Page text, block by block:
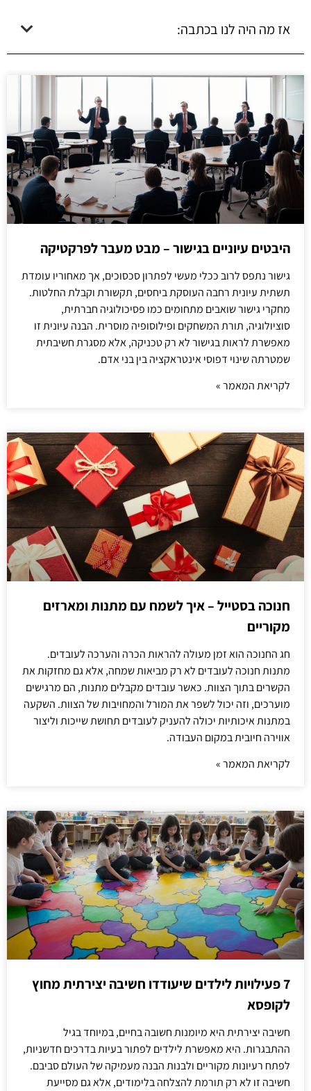
אז מה היה לנו בכתבה:
היבטים עיוניים בגישור – מבט מעבר לפרקטיקה
גישור נתפס לרוב ככלי מעשי לפתרון סכסוכים, אך מאחוריו עומדת
תשתית עיונית רחבה העוסקת ביחסים, תקשורת וקבלת החלטות.
מחקרי גישור שואבים מתחומים כמו פסיכולוגיה חברתית,
סוציולוגיה, תורת המשחקים ופילוסופיה מוסרית. הבנה עיונית זו
מאפשרת לראות בגישור לא רק טכניקה, אלא מסגרת חשיבתית
שמטרתה שינוי דפוסי אינטראקציה בין בני אדם.
לקריאת המאמר »
חנוכה בסטייל – איך לשמח עם מתנות ומארזים
מקוריים
חג החנוכה הוא זמן מעולה להראות הכרה והערכה לעובדים.
מתנות חנוכה לעובדים לא רק מביאות שמחה, אלא גם מחזקות את
הקשרים בתוך הצוות. כאשר עובדים מקבלים מתנות, הם מרגישים
מוערכים, וזה יכול לשפר את המורל והמחויבות של הצוות. השקעה
במתנות איכותיות יכולה להעניק לעובדים תחושת שייכות וליצור
אווירה חיובית במקום העבודה.
לקריאת המאמר »
7 פעילויות לילדים שיעודדו חשיבה יצירתית מחוץ
לקופסא
חשיבה יצירתית היא מיומנות חשובה בחיים, במיוחד בגיל
ההתבגרות. היא מאפשרת לילדים לפתור בעיות בדרכים חדשניות,
לפתח רעיונות מקוריים ולבנות הבנה מעמיקה של העולם סביבם.
חשיבה זו לא רק תורמת להצלחה בלימודים, אלא גם מסייעת